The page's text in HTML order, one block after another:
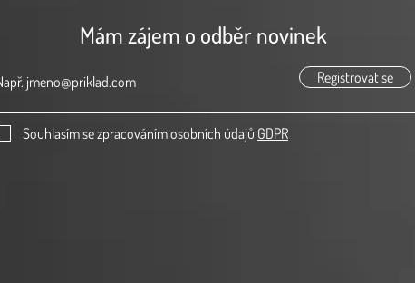
Mám zájem o odběr novinek
Registrovat se
Souhlasím se zpracováním osobních údajů GDPR